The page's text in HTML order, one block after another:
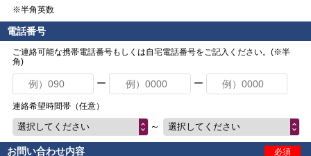
※半角英数
電話番号
ご連絡可能な携帯電話番号もしくは自宅電話番号をご記入ください。(※半
角)
ー ー
連絡希望時間帯（任意）
選択してください ～ 選択してください
お問い合わせ内容 必須